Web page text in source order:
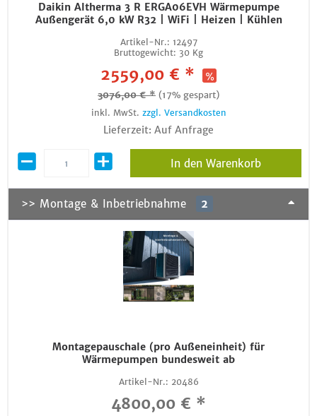
Daikin Altherma 3 R ERGA06EVH Wärmepumpe
Außengerät 6,0 kW R32 | WiFi | Heizen | Kühlen
Artikel-Nr.: 12497
Bruttogewicht: 30 Kg
2559,00 € *
3076,00 € * (17% gespart)
inkl. MwSt. zzgl. Versandkosten
Lieferzeit: Auf Anfrage
In den Warenkorb
>> Montage & Inbetriebnahme 2
Montagepauschale (pro Außeneinheit) für
Wärmepumpen bundesweit ab
Artikel-Nr.: 20486
4800,00 € *